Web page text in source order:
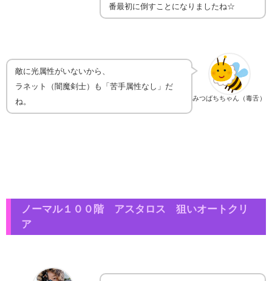
番最初に倒すことになりましたね☆
みつばちちゃん（毒舌）
敵に光属性がいないから、
ラネット（闇魔剣士）も「苦手属性なし」だ
ね。
ノーマル１００階 アスタロス 狙いオートクリ
ア